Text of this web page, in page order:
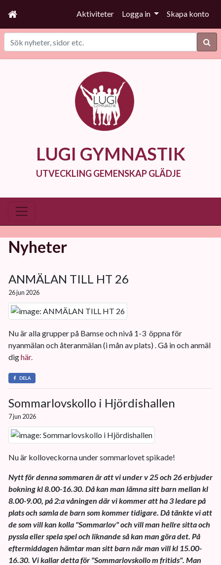
Aktiviteter Logga in Skapa konto
Sök
LUGI GYMNASTIK
UTVECKLING GEMENSKAP GLÄDJE
Nyheter
ANMÄLAN TILL HT 26
26 jun 2026
Nu är alla grupper på Bamse och nivå 1-3 öppna för
nyanmälan och återanmälan (i mån av plats) . Gå in och anmäl
dighär.
DELA
Sommarlovskollo i Hjördishallen
7 jun 2026
Nu är kolloveckorna under sommarlovet spikade!
Nytt för denna sommaren är att vi under v 25 och 26 erbjuder
bokning kl 8.00-16.30. Då kan man lämna sitt barn mellan kl
8.00-9.00, på 2:a våningen där vi kommer att ha 3 ledare på
plats och samla de barn som kommer tidigare. Då tänkte vi att
de som vill kan kolla "Sommarlov" och vill man hellre sitta och
pyssla eller spela spel och liknande så kan man göra det. På
eftermiddagen hämtar man sitt barn när man vill kl 15.00-
16.30. Vi kallar detta för "Sommarlovskollo m fritids". Man